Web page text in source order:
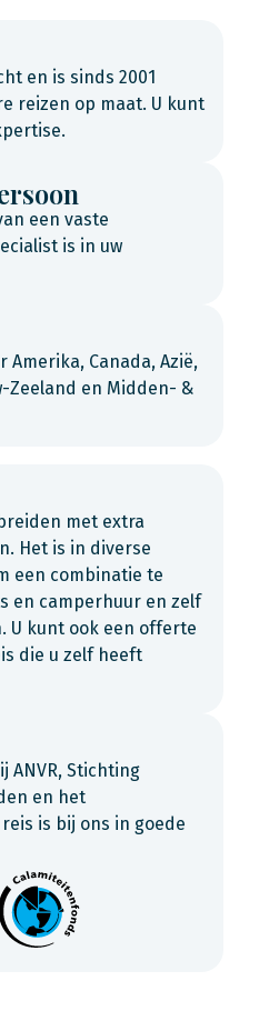
en is sinds 2001
reizen op maat. U kunt
een vaste
is in uw
Amerika, Canada, Azië,
Zeeland en Midden- &
met extra
Het is in diverse
een combinatie te
en camperhuur en zelf
U kunt ook een offerte
die u zelf heeft
ANVR, Stichting
en het
is bij ons in goede